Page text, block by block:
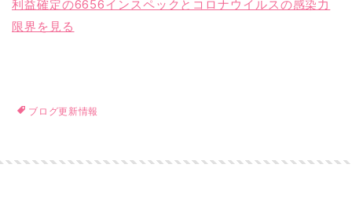
利益確定の6656インスペックとコロナウイルスの感染力
限界を見る
ブログ更新情報